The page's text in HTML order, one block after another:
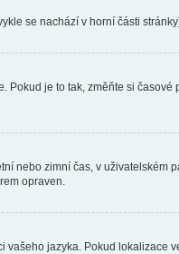
se nachází v horní části
je to tak, změňte si
nebo zimní čas, v uživatelském
opraven.
jazyka. Pokud lokalizace